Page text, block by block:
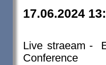
17.06.2024
Live straeam -
Conference